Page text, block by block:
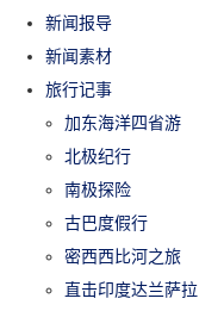
新闻报导
新闻素材
旅行记事
加东海洋四省游
北极纪行
南极探险
古巴度假行
密西西比河之旅
直击印度达兰萨拉